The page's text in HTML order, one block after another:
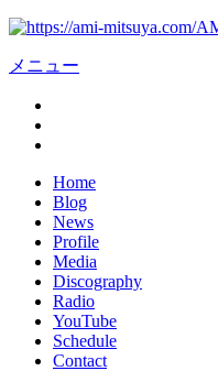
メニュー
Home
Blog
News
Profile
Media
Discography
Radio
YouTube
Schedule
Contact